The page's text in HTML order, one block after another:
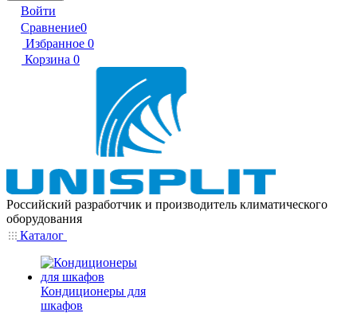
Войти
Сравнение0
Избранное 0
Корзина 0
Российский разработчик и производитель климатического
оборудования
Каталог
Кондиционеры для
шкафов